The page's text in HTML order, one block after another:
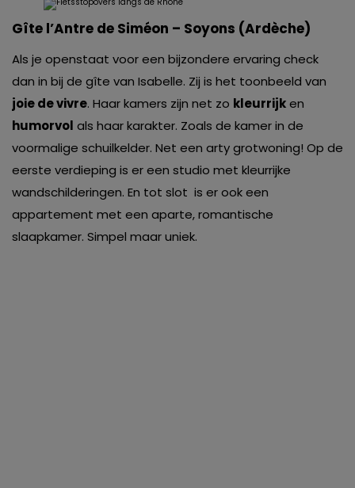
Gîte l’Antre de Siméon – Soyons (Ardèche)
Als je openstaat voor een bijzondere ervaring check
dan in bij de gîte van Isabelle. Zij is het toonbeeld van
joie de vivre. Haar kamers zijn net zo kleurrijken
humorvol als haar karakter. Zoals de kamer in de
voormalige schuilkelder. Net een arty grotwoning! Op de
eerste verdieping is er een studio met kleurrijke
wandschilderingen. En tot slot is er ook een
appartement met een aparte, romantische
slaapkamer. Simpel maar uniek.